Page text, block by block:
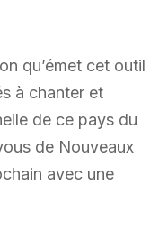
qu’émet cet outil
à chanter et
de ce pays du
de Nouveaux
avec une